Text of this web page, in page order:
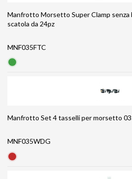
Manfrotto Morsetto Super Clamp senza
scatola da 24pz
MNF035FTC
Manfrotto Set 4 tasselli per morsetto
MNF035WDG